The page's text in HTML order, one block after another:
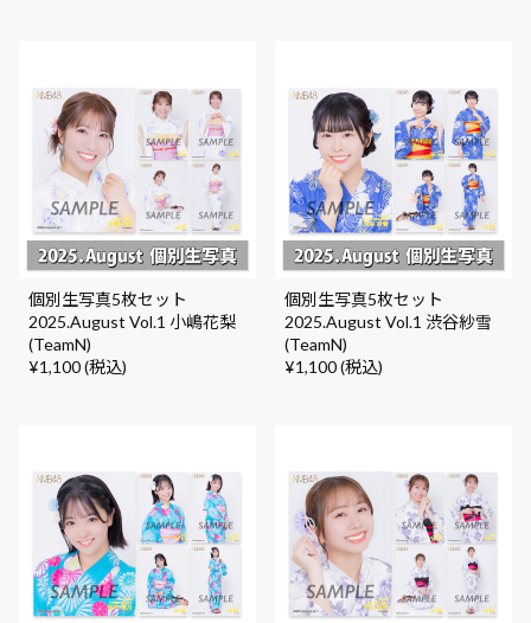
個別生写真5枚セット
2025.August Vol.1 小嶋花梨
(TeamN)
¥1,100 (税込)
個別生写真5枚セット
2025.August Vol.1 渋谷紗雪
(TeamN)
¥1,100 (税込)